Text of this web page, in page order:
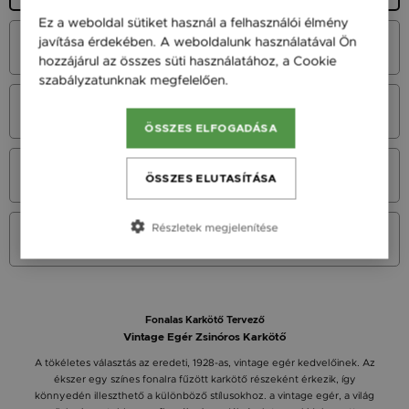
Fehér Arany 14K
49 900 Ft
Sárga arany 9K
Fonalas Karkötő Tervező
Vintage Egér Zsinóros Karkötő
A tökéletes választás az eredeti, 1928-as, vintage egér kedvelőinek. Az
ékszer egy színes fonalra fűzött karkötő részeként érkezik, így
könnyedén illeszthető a különböző stílusokhoz. a vintage egér, a világ
Ez a weboldal sütiket használ a felhasználói élmény
javítása érdekében. A weboldalunk használatával Ön
hozzájárul az összes süti használatához, a Cookie
szabályzatunknak megfelelően.
ÖSSZES ELFOGADÁSA
ÖSSZES ELUTASÍTÁSA
Részletek megjelenítése